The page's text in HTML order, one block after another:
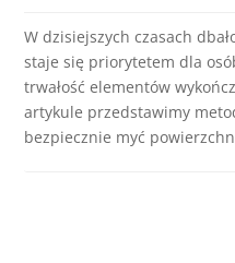
W dzisiejszych czasach
staje się priorytetem dla
trwałość elementów
artykule przedstawimy
bezpiecznie myć